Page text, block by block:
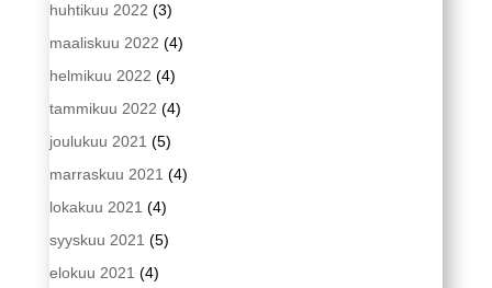
huhtikuu 2022 (3)
maaliskuu 2022 (4)
helmikuu 2022 (4)
tammikuu 2022 (4)
joulukuu 2021 (5)
marraskuu 2021 (4)
lokakuu 2021 (4)
syyskuu 2021 (5)
elokuu 2021 (4)